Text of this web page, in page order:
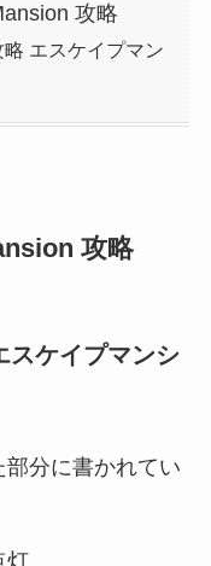
攻略
エスケイプマン
攻略
ケイプマンシ
分に書かれてい
。